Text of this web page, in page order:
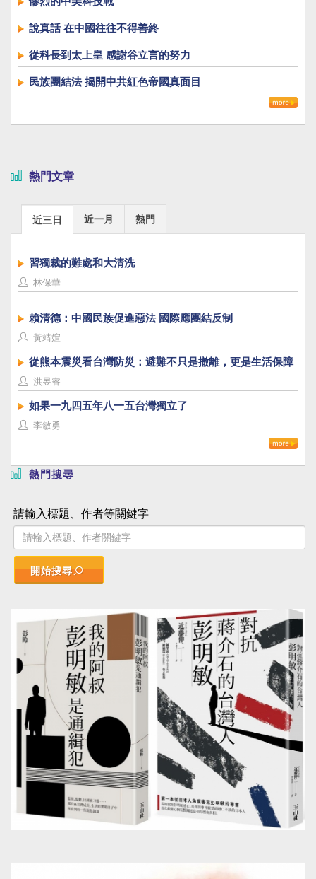
說真話 在中國往往不得善終
從科長到太上皇 感謝谷立言的努力
民族團結法 揭開中共紅色帝國真面目
熱門文章
近三日 近一月 熱門
習獨裁的難處和大清洗
林保華
賴清德：中國民族促進惡法 國際應團結反制
黃靖媗
從熊本震災看台灣防災：避難不只是撤離，更是生活保障
洪昱睿
如果一九四五年八一五台灣獨立了
李敏勇
熱門搜尋
請輸入標題、作者等關鍵字
開始搜尋